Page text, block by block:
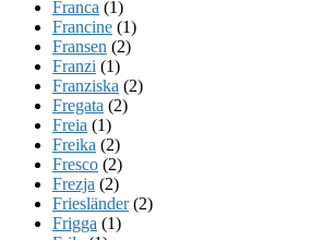
Franca (1)
Francine (1)
Fransen (2)
Franzi (1)
Franziska (2)
Fregata (2)
Freia (1)
Freika (2)
Fresco (2)
Frezja (2)
Friesländer(2)
Frigga (1)